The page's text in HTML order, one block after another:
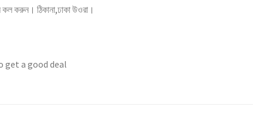
করুন। ঠিকানা,ঢাকা উওরা।
get a good deal